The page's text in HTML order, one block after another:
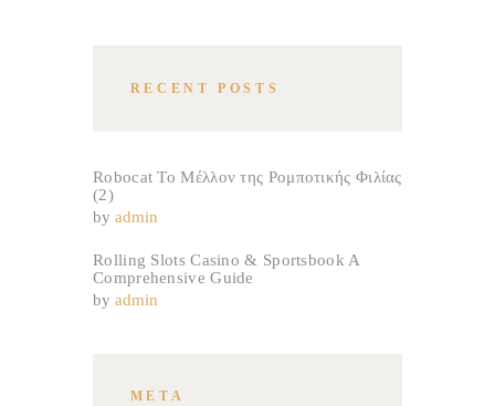
RECENT POSTS
Robocat Το Μέλλον της Ρομποτικής Φιλίας
(2)
by admin
Rolling Slots Casino & Sportsbook A
Comprehensive Guide
by admin
META